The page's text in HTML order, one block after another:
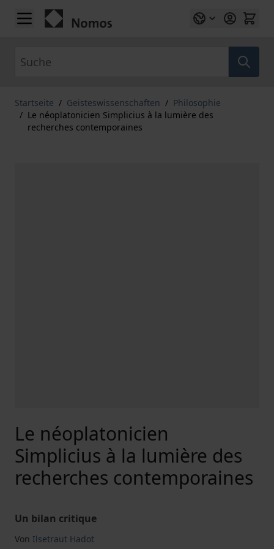
Zum Inhalt springen
Startseite / Geisteswissenschaften / Philosophie
/ Le néoplatonicien Simplicius à la lumière des
recherches contemporaines
Le néoplatonicien
Simplicius à la lumière des
recherches contemporaines
Un bilan critique
Von Ilsetraut Hadot